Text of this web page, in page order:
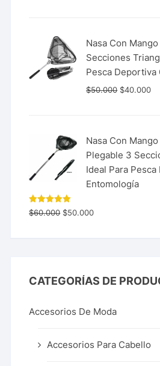
Nasa Con
Secciones
Pesca Deportiva
$50.000 $40.000
Nasa Con
Plegable 3
Ideal Para
Entomología
Valorado
con5.00
$60.000 $50.000
CATEGORÍAS DE
Accesorios De Moda
Accesorios Para Cabello